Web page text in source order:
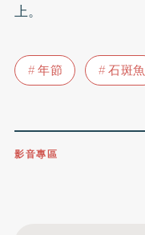
上。
年節 石斑魚
影音專區